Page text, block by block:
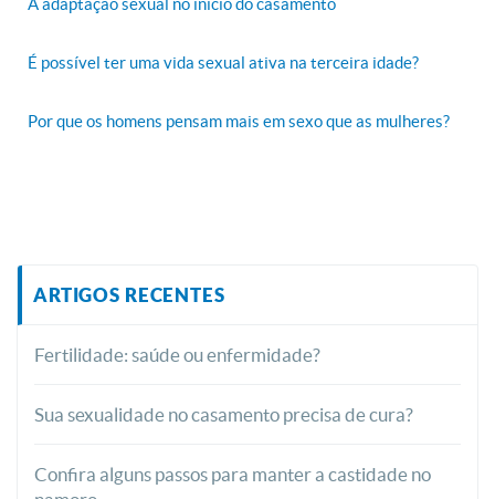
A adaptação sexual no início do casamento
É possível ter uma vida sexual ativa na terceira idade?
Por que os homens pensam mais em sexo que as mulheres?
ARTIGOS RECENTES
Fertilidade: saúde ou enfermidade?
Sua sexualidade no casamento precisa de cura?
Confira alguns passos para manter a castidade no